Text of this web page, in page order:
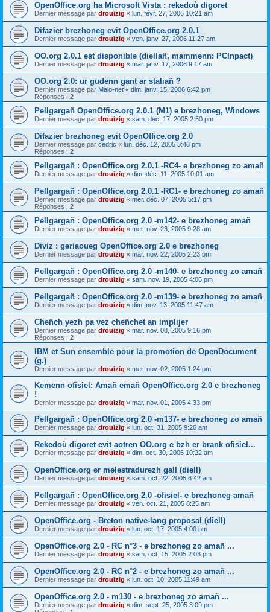
OpenOffice.org ha Microsoft Vista : rekedoù digoret
Dernier message par drouizig « lun. févr. 27, 2006 10:21 am
Difazier brezhoneg evit OpenOffice.org 2.0.1
Dernier message par drouizig « ven. janv. 27, 2006 11:27 am
OO.org 2.0.1 est disponible (diellañ, mammenn: PCInpact)
Dernier message par drouizig « mar. janv. 17, 2006 9:17 am
OO.org 2.0: ur gudenn gant ar staliañ ?
Dernier message par Malo-net « dim. janv. 15, 2006 6:42 pm
Réponses : 2
Pellgargañ OpenOffice.org 2.0.1 (M1) e brezhoneg, Windows
Dernier message par drouizig « sam. déc. 17, 2005 2:50 pm
Difazier brezhoneg evit OpenOffice.org 2.0
Dernier message par cedric « lun. déc. 12, 2005 3:48 pm
Réponses : 2
Pellgargañ : OpenOffice.org 2.0.1 -RC4- e brezhoneg zo amañ
Dernier message par drouizig « dim. déc. 11, 2005 10:01 am
Pellgargañ : OpenOffice.org 2.0.1 -RC1- e brezhoneg zo amañ
Dernier message par drouizig « mer. déc. 07, 2005 5:17 pm
Réponses : 2
Pellgargañ : OpenOffice.org 2.0 -m142- e brezhoneg amañ
Dernier message par drouizig « mer. nov. 23, 2005 9:28 am
Diviz : geriaoueg OpenOffice.org 2.0 e brezhoneg
Dernier message par drouizig « mar. nov. 22, 2005 2:23 pm
Pellgargañ : OpenOffice.org 2.0 -m140- e brezhoneg zo amañ
Dernier message par drouizig « sam. nov. 19, 2005 4:06 pm
Pellgargañ : OpenOffice.org 2.0 -m139- e brezhoneg zo amañ
Dernier message par drouizig « dim. nov. 13, 2005 11:47 am
Cheñch yezh pa vez cheñchet an implijer
Dernier message par drouizig « mar. nov. 08, 2005 9:16 pm
Réponses : 2
IBM et Sun ensemble pour la promotion de OpenDocument
(g.)
Dernier message par drouizig « mer. nov. 02, 2005 1:24 pm
Kemenn ofisiel: Amañ emañ OpenOffice.org 2.0 e brezhoneg
!
Dernier message par drouizig « mar. nov. 01, 2005 4:33 pm
Pellgargañ : OpenOffice.org 2.0 -m137- e brezhoneg zo amañ
Dernier message par drouizig « lun. oct. 31, 2005 9:26 am
Rekedoù digoret evit aotren OO.org e bzh er brank ofisiel...
Dernier message par drouizig « dim. oct. 30, 2005 10:22 am
OpenOffice.org er melestradurezh gall (diell)
Dernier message par drouizig « sam. oct. 22, 2005 6:42 am
Pellgargañ : OpenOffice.org 2.0 -ofisiel- e brezhoneg amañ
Dernier message par drouizig « ven. oct. 21, 2005 8:25 am
OpenOffice.org - Breton native-lang proposal (diell)
Dernier message par drouizig « lun. oct. 17, 2005 4:00 pm
OpenOffice.org 2.0 - RC n°3 - e brezhoneg zo amañ ...
Dernier message par drouizig « sam. oct. 15, 2005 2:03 pm
OpenOffice.org 2.0 - RC n°2 - e brezhoneg zo amañ ...
Dernier message par drouizig « lun. oct. 10, 2005 11:49 am
OpenOffice.org 2.0 - m130 - e brezhoneg zo amañ ...
Dernier message par drouizig « dim. sept. 25, 2005 3:09 pm